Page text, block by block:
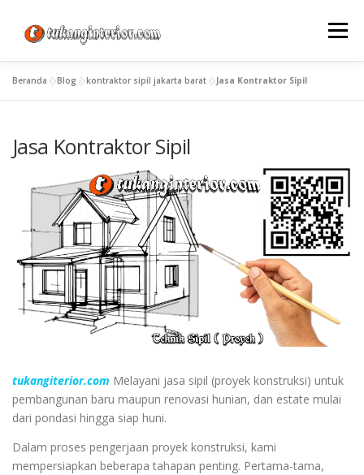
konten
Menu
Beranda »Blog »kontraktor sipil jakarta barat »Jasa Kontraktor Sipil
Jasa Kontraktor Sipil
tukangiterior.com Melayani jasa sipil (proyek konstruksi) untuk
pembangunan baru maupun renovasi hunian, dan estate mulai
dari pondasi hingga siap huni.
Dalam proses pengerjaan proyek konstruksi, kami
mempersiapkan beberapa tahapan penting. Pertama-tama,